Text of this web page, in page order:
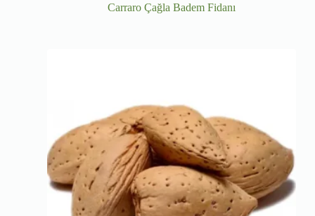
Carraro Çağla Badem Fidanı